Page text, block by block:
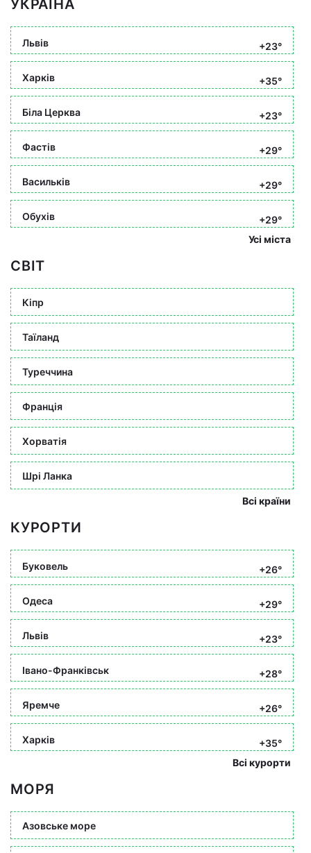
УКРАЇНА
Львів +23°
Харків +35°
Біла Церква +23°
Фастів +29°
Васильків +29°
Обухів
+29°
Усі міста
СВІТ
Кіпр
Таїланд
Туреччина
Франція
Хорватія
Шрі Ланка
Всі країни
КУРОРТИ
Буковель +26°
Одеса +29°
Львів +23°
Івано-Франківськ +28°
Яремче +26°
Харків
+35°
Всі курорти
МОРЯ
Азовське море